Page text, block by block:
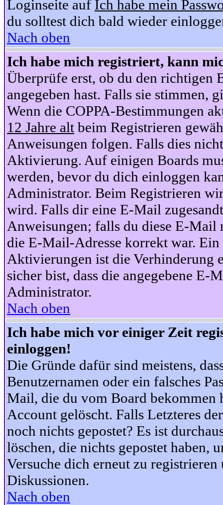
Loginseite auf Ich habe mein
du solltest dich bald wieder
Nach oben
Ich habe mich registriert, kann
Überprüfe erst, ob du den richtigen
angegeben hast. Falls sie stimmen,
Wenn die COPPA-Bestimmungen
12 Jahre alt beim Registrieren
Anweisungen folgen. Falls dies
Aktivierung. Auf einigen Boards
werden, bevor du dich einloggen
Administrator. Beim Registrieren
wird. Falls dir eine E-Mail
Anweisungen; falls du diese E-Mail
die E-Mail-Adresse korrekt war.
Aktivierungen ist die Verhinderung
sicher bist, dass die angegebene
Administrator.
Nach oben
Ich habe mich vor einiger Zeit
einloggen!
Die Gründe dafür sind meistens,
Benutzernamen oder ein falsches
Mail, die du vom Board bekommen
Account gelöscht. Falls Letzteres
noch nichts gepostet? Es ist
löschen, die nichts gepostet haben,
Versuche dich erneut zu
Diskussionen.
Nach oben